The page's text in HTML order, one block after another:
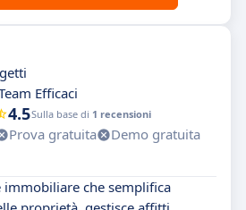
Efficaci
4.5Sulla base di 1 recensioni
Prova gratuita
Demo gratuita
immobiliare che semplifica